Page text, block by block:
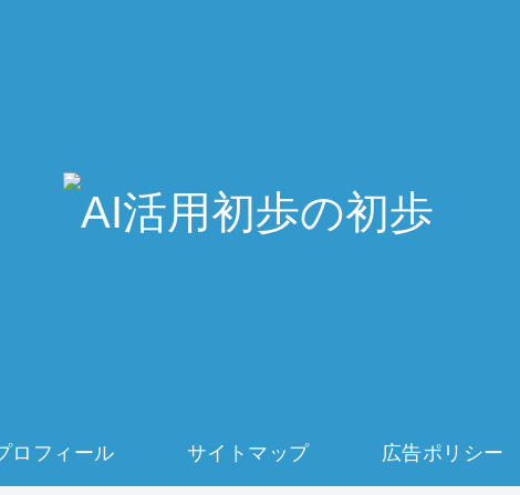
ロフィール サイトマップ 広告ポリシー